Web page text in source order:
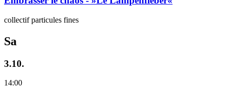
collectif particules fines
Sa
3.10.
14:00